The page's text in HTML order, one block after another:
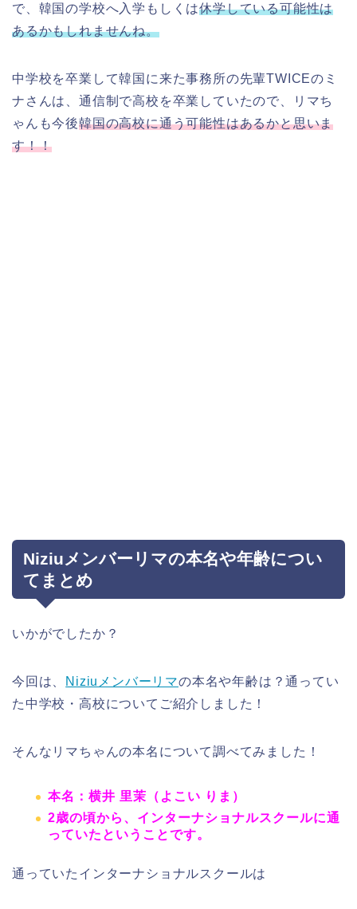
で、韓国の学校へ入学もしくは休学している可能性は
あるかもしれませんね。
中学校を卒業して韓国に来た事務所の先輩TWICEのミ
ナさんは、通信制で高校を卒業していたので、リマち
ゃんも今後韓国の高校に通う可能性はあるかと思いま
す！！
Niziuメンバーリマの本名や年齢につい
てまとめ
いかがでしたか？
今回は、 Niziuメンバーリマの本名や年齢は？通ってい
た中学校・高校についてご紹介しました！
そんなリマちゃんの本名について調べてみました！
本名： 横井 里茉 （よこい りま）
2歳の頃から、インターナショナルスクールに通
っていたということです。
通っていたインターナショナルスクールは